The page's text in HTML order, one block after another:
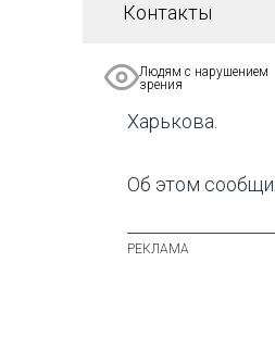
Контакты
Людям с нарушением
зрения
В Харькове 2
Харькова.
Об этом